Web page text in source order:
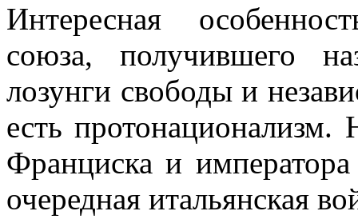
Интересная
союза, получившего
лозунги свободы и
есть протонационализм.
Франциска и
очередная итальянская